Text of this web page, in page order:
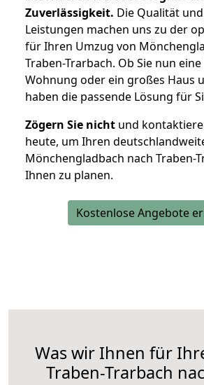
Zuverlässigkeit. Die Qualität
Leistungen machen uns zu der
für Ihren Umzug von
Traben-Trarbach. Ob Sie nun
Wohnung oder ein großes Haus
haben die passende Lösung für
Zögern Sie nicht und
heute, um Ihren
Mönchengladbach nach Traben-
Ihnen zu planen.
Kostenlose Angebote
Was wir Ihnen für
Traben-Trarbach